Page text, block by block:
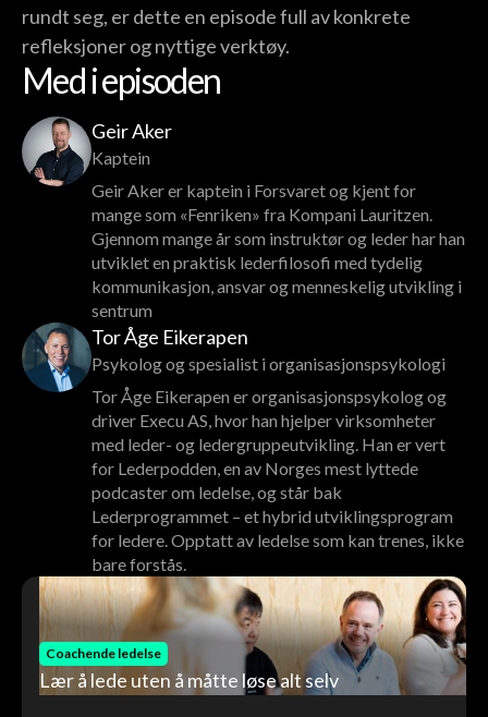
rundt seg, er dette en episode full av konkrete
refleksjoner og nyttige verktøy.
Med i episoden
Geir Aker
Kaptein
Geir Aker er kaptein i Forsvaret og kjent for
mange som «Fenriken» fra Kompani Lauritzen.
Gjennom mange år som instruktør og leder har han
utviklet en praktisk lederfilosofi med tydelig
kommunikasjon, ansvar og menneskelig utvikling i
sentrum
Tor Åge Eikerapen
Psykolog og spesialist i organisasjonspsykologi
Tor Åge Eikerapen er organisasjonspsykolog og
driver Execu AS, hvor han hjelper virksomheter
med leder- og ledergruppeutvikling. Han er vert
for Lederpodden, en av Norges mest lyttede
podcaster om ledelse, og står bak
Lederprogrammet – et hybrid utviklingsprogram
for ledere. Opptatt av ledelse som kan trenes, ikke
bare forstås.
Coachende ledelse
Lær å lede uten å måtte løse alt selv